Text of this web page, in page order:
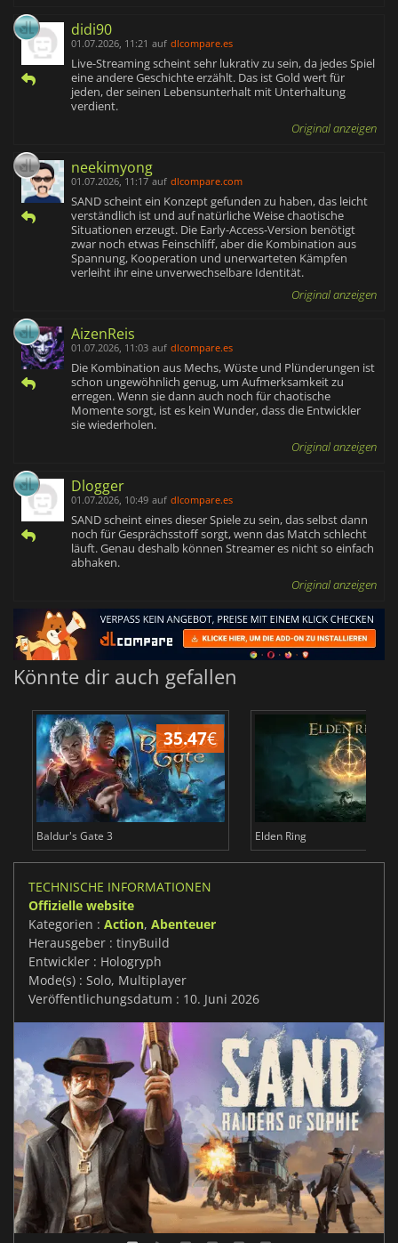
didi90
01.07.2026, 11:21 auf dlcompare.es
Live-Streaming scheint sehr lukrativ zu sein, da jedes Spiel
eine andere Geschichte erzählt. Das ist Gold wert für
jeden, der seinen Lebensunterhalt mit Unterhaltung
verdient.
Original anzeigen
neekimyong
01.07.2026, 11:17 auf dlcompare.com
SAND scheint ein Konzept gefunden zu haben, das leicht
verständlich ist und auf natürliche Weise chaotische
Situationen erzeugt. Die Early-Access-Version benötigt
zwar noch etwas Feinschliff, aber die Kombination aus
Spannung, Kooperation und unerwarteten Kämpfen
verleiht ihr eine unverwechselbare Identität.
Original anzeigen
AizenReis
01.07.2026, 11:03 auf dlcompare.es
Die Kombination aus Mechs, Wüste und Plünderungen ist
schon ungewöhnlich genug, um Aufmerksamkeit zu
erregen. Wenn sie dann auch noch für chaotische
Momente sorgt, ist es kein Wunder, dass die Entwickler
sie wiederholen.
Original anzeigen
Dlogger
01.07.2026, 10:49 auf dlcompare.es
SAND scheint eines dieser Spiele zu sein, das selbst dann
noch für Gesprächsstoff sorgt, wenn das Match schlecht
läuft. Genau deshalb können Streamer es nicht so einfach
abhaken.
Original anzeigen
Könnte dir auch gefallen
35.47€
Baldur's Gate 3 Elden Ring
TECHNISCHE INFORMATIONEN
Offizielle website
Kategorien : Action, Abenteuer
Herausgeber : tinyBuild
Entwickler : Hologryph
Mode(s) : Solo, Multiplayer
Veröffentlichungsdatum : 10. Juni 2026